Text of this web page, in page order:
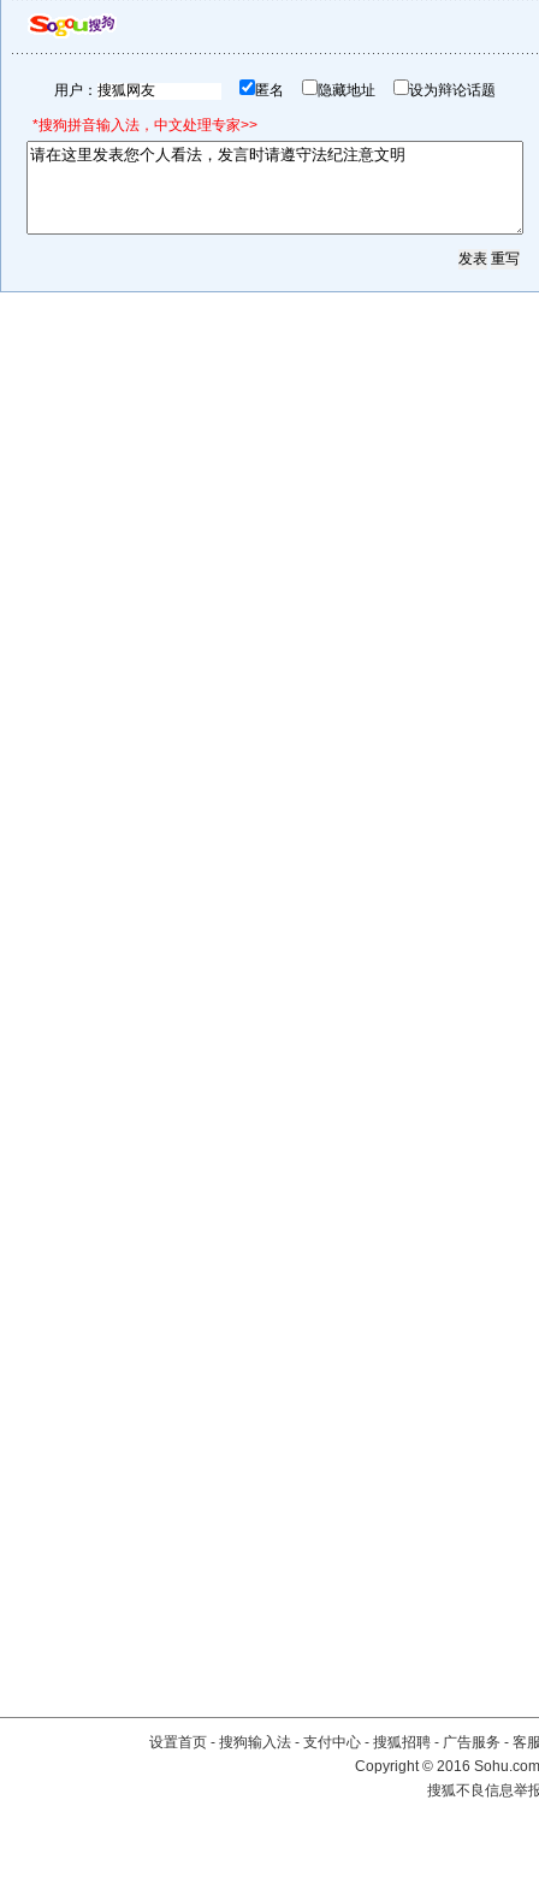
用户： 匿名 隐藏地址 设为辩论话题
*搜狗拼音输入法，中文处理专家>>
设置首页 - 搜狗输入法 - 支付中心 - 搜狐招聘 - 广告服务 - 客
Copyright©2016
搜狐不良信息举